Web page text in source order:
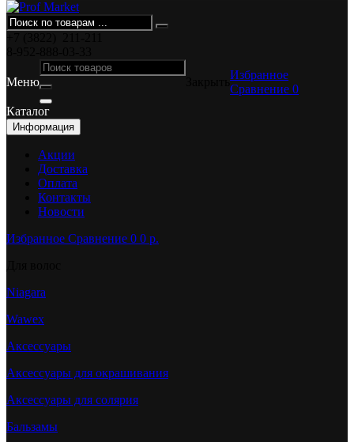
Меню Закрыть
Избранное
Сравнение0
Каталог
Информация
Акции
Доставка
Оплата
Контакты
Новости
Избранное Сравнение 0 0 p.
Niagara
Wawex
Аксессуары
Аксессуары для окрашивания
Аксессуары для солярия
Бальзамы